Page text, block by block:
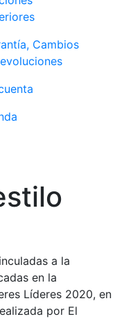
Cambios
a la
en la
Líderes 2020, en
por El